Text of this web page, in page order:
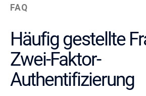
FAQ
Häufig gestellte
Zwei-Faktor-
Authentifizierung